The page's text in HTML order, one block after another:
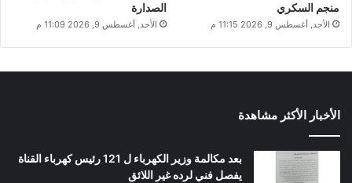
منجم السكري
الأحد, أغسطس 9, 2026 11:15 م
الصدارة
الأحد, أغسطس 9, 2026 11:09 م
الأخبار الأكثر مشاهدة
بعد مكالمة وزير الكهرباء ل 121 رئيس كهرباء القناة
يفصل فني لرده غير اللائق